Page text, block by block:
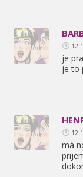
je
je to
má